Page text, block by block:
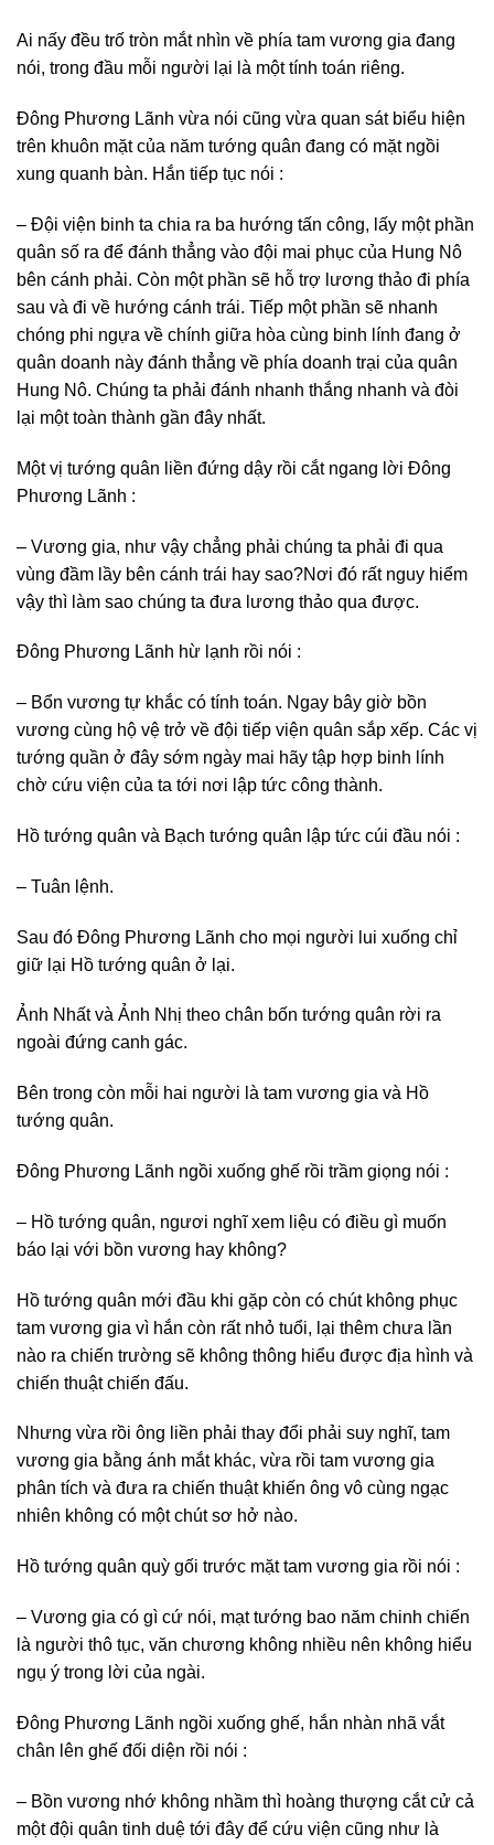
Ai nấy đều trố tròn mắt nhìn về phía tam vương gia đang
nói, trong đầu mỗi người lại là một tính toán riêng.
Đông Phương Lãnh vừa nói cũng vừa quan sát biểu hiện
trên khuôn mặt của năm tướng quân đang có mặt ngồi
xung quanh bàn. Hắn tiếp tục nói :
– Đội viện binh ta chia ra ba hướng tấn công, lấy một phần
quân số ra để đánh thẳng vào đội mai phục của Hung Nô
bên cánh phải. Còn một phần sẽ hỗ trợ lương thảo đi phía
sau và đi về hướng cánh trái. Tiếp một phần sẽ nhanh
chóng phi ngựa về chính giữa hòa cùng binh lính đang ở
quân doanh này đánh thẳng về phía doanh trại của quân
Hung Nô. Chúng ta phải đánh nhanh thắng nhanh và đòi
lại một toàn thành gần đây nhất.
Một vị tướng quân liền đứng dậy rồi cắt ngang lời Đông
Phương Lãnh :
– Vương gia, như vậy chẳng phải chúng ta phải đi qua
vùng đầm lầy bên cánh trái hay sao?Nơi đó rất nguy hiểm
vậy thì làm sao chúng ta đưa lương thảo qua được.
Đông Phương Lãnh hừ lạnh rồi nói :
– Bổn vương tự khắc có tính toán. Ngay bây giờ bồn
vương cùng hộ vệ trở về đội tiếp viện quân sắp xếp. Các vị
tướng quần ở đây sớm ngày mai hãy tập hợp binh lính
chờ cứu viện của ta tới nơi lập tức công thành.
Hồ tướng quân và Bạch tướng quân lập tức cúi đầu nói :
– Tuân lệnh.
Sau đó Đông Phương Lãnh cho mọi người lui xuống chỉ
giữ lại Hồ tướng quân ở lại.
Ảnh Nhất và Ảnh Nhị theo chân bốn tướng quân rời ra
ngoài đứng canh gác.
Bên trong còn mỗi hai người là tam vương gia và Hồ
tướng quân.
Đông Phương Lãnh ngồi xuống ghế rồi trầm giọng nói :
– Hồ tướng quân, ngươi nghĩ xem liệu có điều gì muốn
báo lại với bồn vương hay không?
Hồ tướng quân mới đầu khi gặp còn có chút không phục
tam vương gia vì hắn còn rất nhỏ tuổi, lại thêm chưa lần
nào ra chiến trường sẽ không thông hiểu được địa hình và
chiến thuật chiến đấu.
Nhưng vừa rồi ông liền phải thay đổi phải suy nghĩ, tam
vương gia bằng ánh mắt khác, vừa rồi tam vương gia
phân tích và đưa ra chiến thuật khiến ông vô cùng ngạc
nhiên không có một chút sơ hở nào.
Hồ tướng quân quỳ gối trước mặt tam vương gia rồi nói :
– Vương gia có gì cứ nói, mạt tướng bao năm chinh chiến
là người thô tục, văn chương không nhiều nên không hiểu
ngụ ý trong lời của ngài.
Đông Phương Lãnh ngồi xuống ghế, hắn nhàn nhã vắt
chân lên ghế đối diện rồi nói :
– Bồn vương nhớ không nhầm thì hoàng thượng cắt cử cả
một đội quân tinh duệ tới đây để cứu viện cũng như là